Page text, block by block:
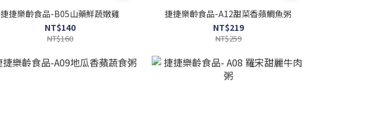
捷捷樂齡食品-B05山藥鮮蔬嫩雞
NT$140
NT$160
捷捷樂齡食品-A12甜菜香蘋鯛魚粥
NT$219
NT$259